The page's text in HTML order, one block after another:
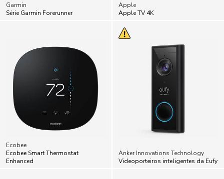
Garmin
Série Garmin Forerunner
Apple
Apple TV 4K
Ecobee
Ecobee Smart Thermostat
Enhanced
Anker Innovations Technology
Videoporteiros inteligentes da Eufy